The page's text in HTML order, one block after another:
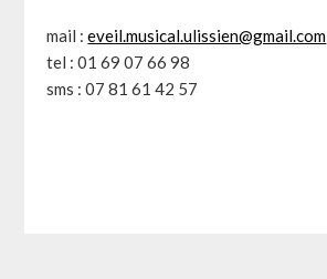
mail :eveil.musical.ulissien@gmail.com
tel : 01 69 07 66 98
sms : 07 81 61 42 57